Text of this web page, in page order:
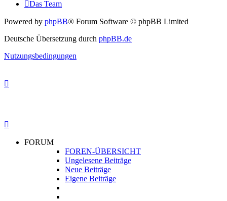
Das Team
Powered by phpBB® Forum Software © phpBB Limited
Deutsche Übersetzung durch phpBB.de
Nutzungsbedingungen
FORUM
FOREN-ÜBERSICHT
Ungelesene Beiträge
Neue Beiträge
Eigene Beiträge